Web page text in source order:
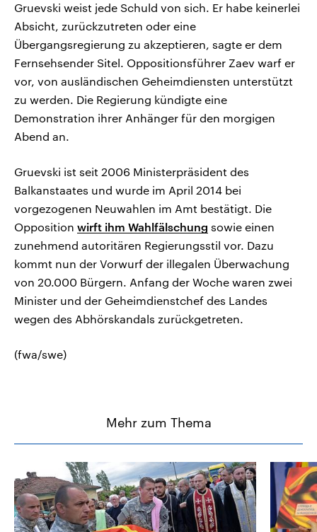
Gruevski weist jede Schuld von sich. Er habe keinerlei
Absicht, zurückzutreten oder eine
Übergangsregierung zu akzeptieren, sagte er dem
Fernsehsender Sitel. Oppositionsführer Zaev warf er
vor, von ausländischen Geheimdiensten unterstützt
zu werden. Die Regierung kündigte eine
Demonstration ihrer Anhänger für den morgigen
Abend an.
Gruevski ist seit 2006 Ministerpräsident des
Balkanstaates und wurde im April 2014 bei
vorgezogenen Neuwahlen im Amt bestätigt. Die
Opposition wirft ihm Wahlfälschung sowie einen
zunehmend autoritären Regierungsstil vor. Dazu
kommt nun der Vorwurf der illegalen Überwachung
von 20.000 Bürgern. Anfang der Woche waren zwei
Minister und der Geheimdienstchef des Landes
wegen des Abhörskandals zurückgetreten.
(fwa/swe)
Mehr zum Thema